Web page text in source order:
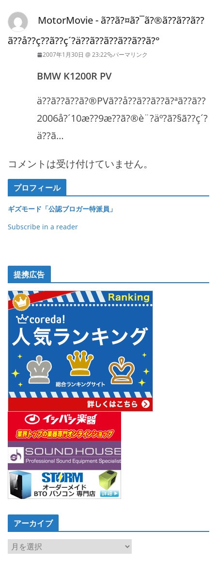
MotorMovie - ã??ã?¤ã?¯ã?®ã??ã??ã??
ã??å??ç??ã??ç´?ä??ã??ã??ã??ã??ã?°
2007年1月30日 @ 23:22 パーマリンク
BMW K1200R PV
ä??ã??ã??ã?®PVã??å??ã??ã??ã?ªã??ã??
2006å?´10æ??9æ??ã?®è¨?äº?ã?§ã??ç´?
ä??ã…
コメントは受け付けていません。
プロフィール
ギズモード「公認ブロガー特派員」
Subscribe in a reader
提携広告
アーカイブ
ア
ー